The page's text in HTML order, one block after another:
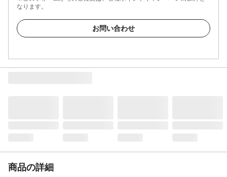
なります。
お問い合わせ
商品の詳細